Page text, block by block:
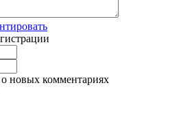
новых комментариях